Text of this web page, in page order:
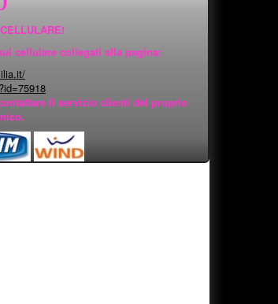
cellulare collegati alla pagina:
il servizio clienti del proprio